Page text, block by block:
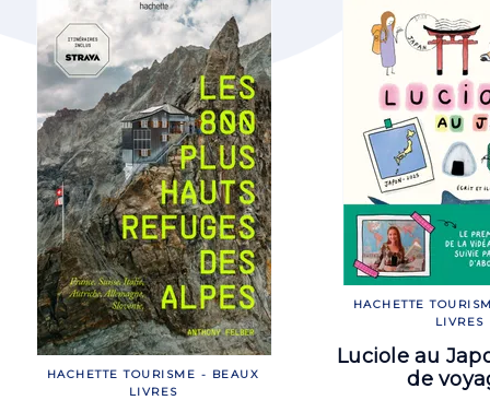
HACHETTE TOURISME - BEAUX
LIVRES
HACHETTE
LIVRES
Luciole au
de